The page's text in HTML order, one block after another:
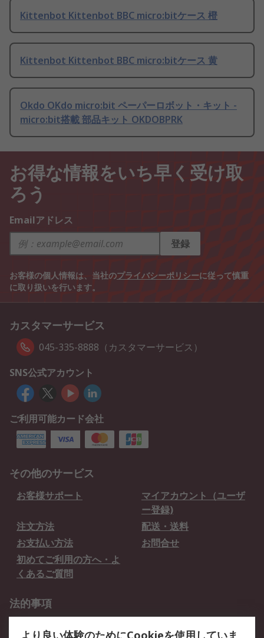
Kittenbot Kittenbot BBC micro:bitケース 橙
Kittenbot Kittenbot BBC micro:bitケース 黄
Okdo OKdo micro:bit ペーパーロボット・キット -
micro:bit搭載 部品キット OKDOBPRK
お得な情報をいち早く受け取
ろう
Emailアドレス
登録
お客様の個人情報は、当社のプライバシーポリシーに従って慎重
に取り扱いを行います。
カスタマーサービス
045-335-8888（カスタマーサービス）
SNS公式アカウント
ご利用可能カード会社
その他のサービス
お客様サポート
マイアカウント（ユーザ
ー登録)
注文方法
配送・送料
お支払い方法
お問合せ
初めてご利用の方へ・よ
くあるご質問
法的事項
より良い体験のためにCookieを使用していま